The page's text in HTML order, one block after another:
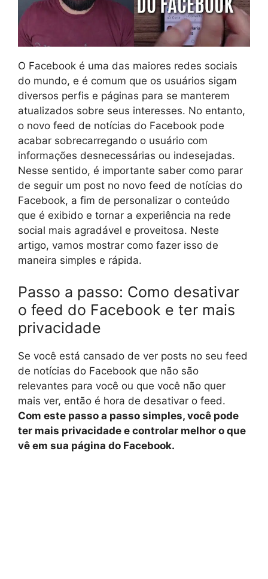
O Facebook é uma das maiores redes sociais
do mundo, e é comum que os usuários sigam
diversos perfis e páginas para se manterem
atualizados sobre seus interesses. No entanto,
o novo feed de notícias do Facebook pode
acabar sobrecarregando o usuário com
informações desnecessárias ou indesejadas.
Nesse sentido, é importante saber como parar
de seguir um post no novo feed de notícias do
Facebook, a fim de personalizar o conteúdo
que é exibido e tornar a experiência na rede
social mais agradável e proveitosa. Neste
artigo, vamos mostrar como fazer isso de
maneira simples e rápida.
Passo a passo: Como desativar
o feed do Facebook e ter mais
privacidade
Se você está cansado de ver posts no seu feed
de notícias do Facebook que não são
relevantes para você ou que você não quer
mais ver, então é hora de desativar o feed.
Com este passo a passo simples, você pode
ter mais privacidade e controlar melhor o que
vê em sua página do Facebook.